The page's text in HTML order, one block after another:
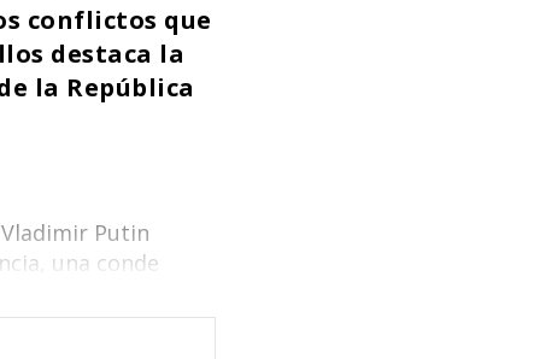
conflictos que
destaca la
la República
Putin
una conde